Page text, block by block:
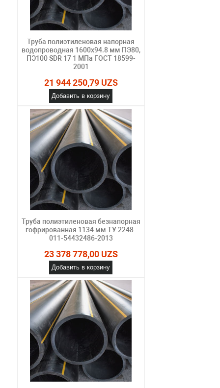
Труба полиэтиленовая напорная
водопроводная 1600х94.8 мм ПЭ80,
ПЭ100 SDR 17 1 МПа ГОСТ 18599-
2001
21 944 250,79 UZS
Добавить в корзину
Труба полиэтиленовая безнапорная
гофрированная 1134 мм ТУ 2248-
011-54432486-2013
23 378 778,00 UZS
Добавить в корзину